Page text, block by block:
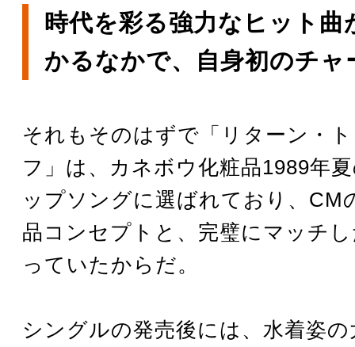
時代を彩る強力なヒット曲
かるなかで、自身初のチャ
それもそのはずで「リターン・
フ」は、カネボウ化粧品1989年
ップソングに選ばれており、CM
品コンセプトと、完璧にマッチ
っていたからだ。
シングルの発売後には、水着姿